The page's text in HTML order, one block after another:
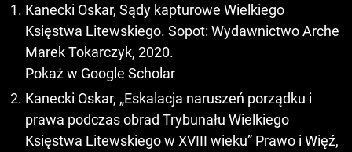
Kanecki Oskar, Sądy kapturowe Wielkiego
Księstwa Litewskiego. Sopot: Wydawnictwo Arche
Marek Tokarczyk, 2020.
Pokaż w Google Scholar
Kanecki Oskar, „Eskalacja naruszeń porządku i
prawa podczas obrad Trybunału Wielkiego
Księstwa Litewskiego w XVIII wieku” Prawo i Więź,